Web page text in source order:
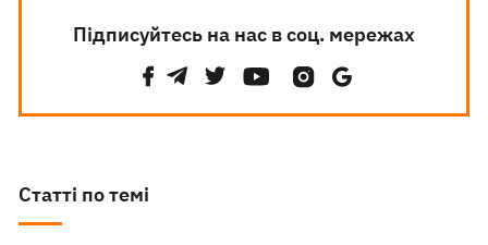
Підписуйтесь на нас в соц. мережах
Статті по темі